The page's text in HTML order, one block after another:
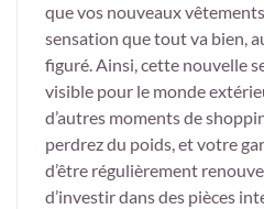
que vos nouveaux
sensation que tout va bien,
figuré. Ainsi, cette nouvelle
visible pour le monde
d’autres moments de
perdrez du poids, et votre
d’être régulièrement
d’investir dans des pièces